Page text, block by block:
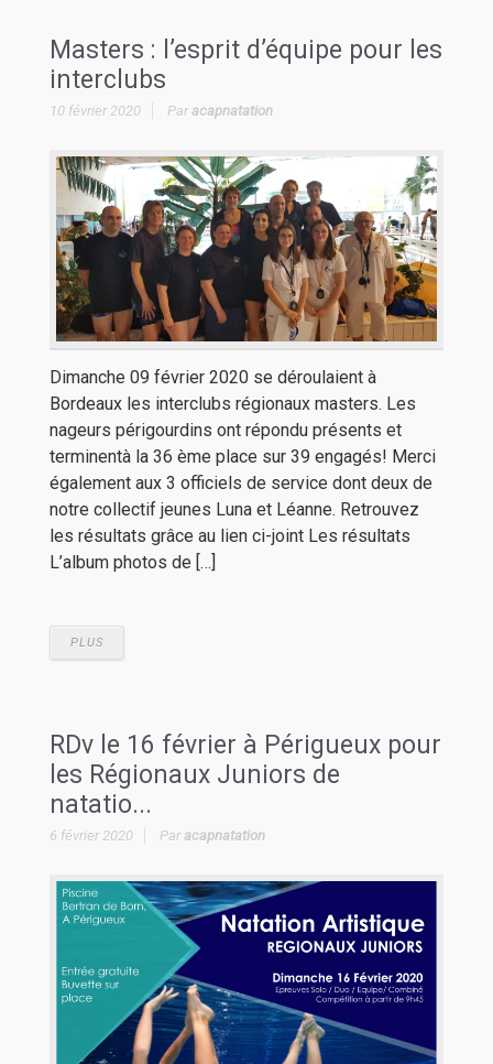
Masters : l’esprit d’équipe pour les
interclubs
10 février 2020 Paracapnatation
Dimanche 09 février 2020 se déroulaient à
Bordeaux les interclubs régionaux masters. Les
nageurs périgourdins ont répondu présents et
terminentà la 36 ème place sur 39 engagés! Merci
également aux 3 officiels de service dont deux de
notre collectif jeunes Luna et Léanne. Retrouvez
les résultats grâce au lien ci-joint Les résultats
L’album photos de […]
PLUS
RDv le 16 février à Périgueux pour
les Régionaux Juniors de
natatio...
6 février 2020 Paracapnatation